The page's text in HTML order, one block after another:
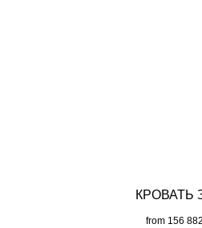
КРОВАТЬ
from 156 882